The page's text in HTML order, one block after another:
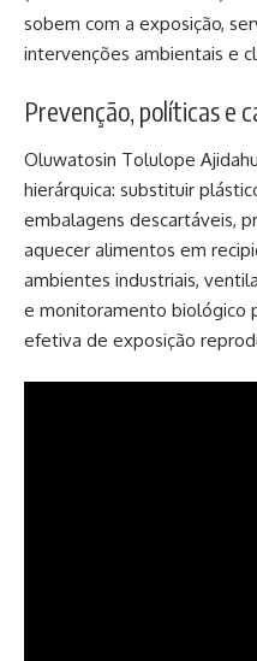
sobem com a exposição,
intervenções ambientais e
Prevenção, políticas e
Oluwatosin Tolulope
hierárquica: substituir
embalagens descartáveis,
aquecer alimentos em
ambientes industriais,
e monitoramento biológico
efetiva de exposição